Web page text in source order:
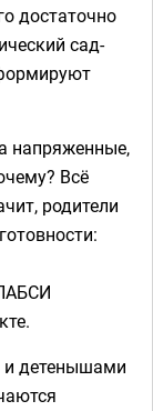
достаточно
сад-
напряженные,
Всё
родители
детенышами